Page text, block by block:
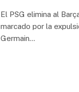
El PSG elimina al
marcado por la
Germain…